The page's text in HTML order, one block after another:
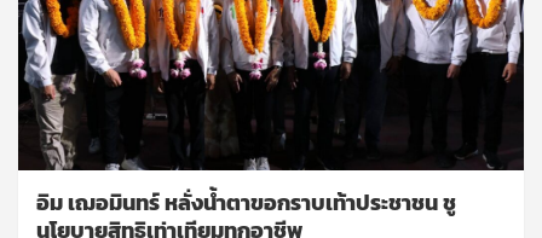
อิม เฌอมินทร์ หลั่งน้ำตาขอกราบเท้าประชาชน ชู
นโยบายสิทธิเท่าเทียมทุกอาชีพ